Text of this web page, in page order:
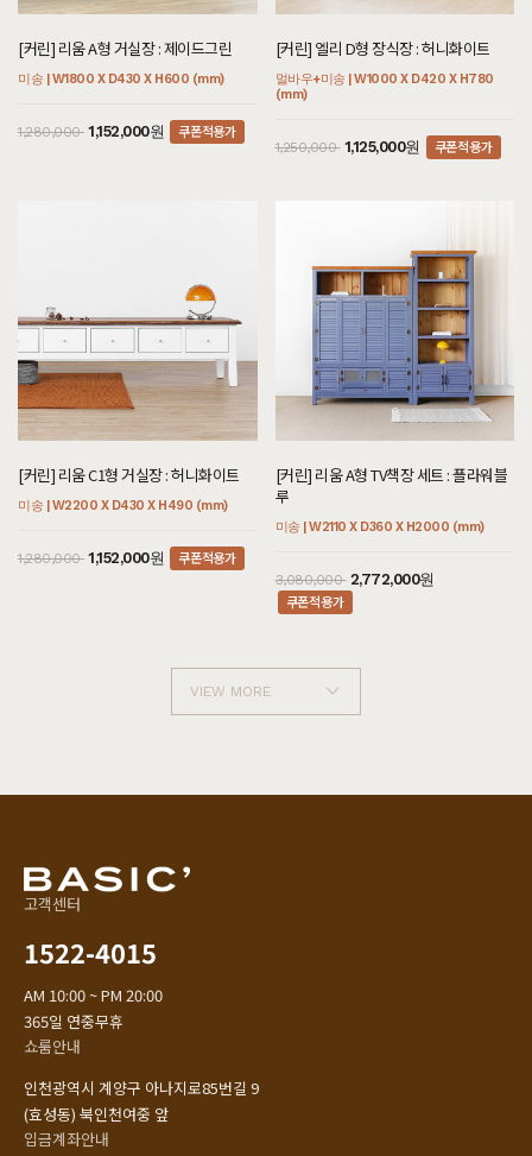
[커린] 리움 A형 거실장 : 제이드그린
미송 | W1800 X D430 X H600 (mm)
1,280,000 1,152,000원 쿠폰적용가
[커린] 엘리 D형 장식장 : 허니화이트
멀바우+미송 | W1000 X D420 X H780
(mm)
1,250,000 1,125,000원 쿠폰적용가
[커린] 리움 C1형 거실장 : 허니화이트
미송 | W2200 X D430 X H490 (mm)
1,280,000 1,152,000원 쿠폰적용가
[커린] 리움 A형 TV책장 세트 : 플라워블
루
미송 | W2110 X D360 X H2000 (mm)
3,080,000 2,772,000원
쿠폰적용가
VIEW MORE
고객센터
1522-4015
AM 10:00 ~ PM 20:00
365일 연중무휴
쇼룸안내
인천광역시 계양구 아나지로85번길 9
(효성동) 북인천여중 앞
입금계좌안내